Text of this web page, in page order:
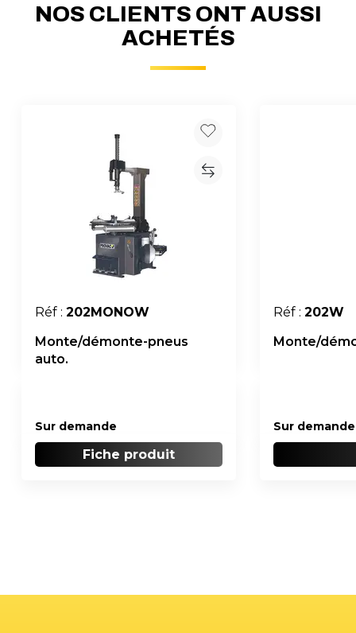
NOS CLIENTS ONT AUSSI
ACHETÉS
Réf : 202MONOW
Monte/démonte-pneus
auto.
Sur demande
Fiche produit
Réf : 202W
Monte/
Sur demande